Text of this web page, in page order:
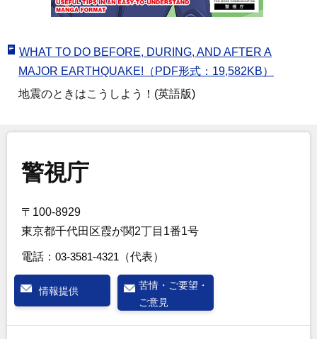
WHAT TO DO BEFORE, DURING, AND AFTER A
MAJOR EARTHQUAKE!（PDF形式：19,582KB）
地震のときはこうしよう！(英語版)
警視庁
〒100-8929
東京都千代田区霞が関2丁目1番1号
電話： 03-3581-4321 （代表）
情報提供
苦情・ご要望・
ご意見